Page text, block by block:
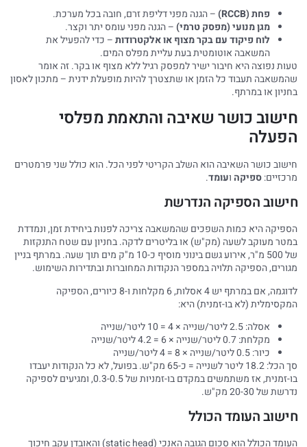
פחת (RCCB)
– הגנה מפני דליפת זרם, חובה בכל מערכת.
מגן מנועי (מפסק טרמי) – הגנה מפני עומס יתר וקצר.
לוח פיקוד עם בקר מצוף או אלקטרודות– כדי להפעיל את
המשאבה אוטומטית בעת עליית מפלס המים.
טעות נפוצה היא חיבור ישיר למפסק רגיל ללא מצוף או בקר. זה אומר
שהמשאבה תעבוד כל הזמן או שתצטרך להיות מופעלת ידנית – מתכון לאסון
בחניון או במרתף.
חישוב כושר שאיבה והתאמת מפלסי
הפעלה
חישוב כושר השאיבה הוא השלב הקריטי לפני הכל. הוא כולל שני פרמטרים
מרכזיים:ספיקה ועומד.
חישוב הספיקה הנדרשת
הספיקה היא כמות השפכים שהמשאבה צריכה לפנות ביחידת זמן, ונמדדת
במטר מעוקב לשעה (מק"ש) או בליטרים לדקה. בחניון עם שטח התנקזות
של 500 מ"ר, אירוע גשם בינוני מוסיף כ-10 מ"ק מים תוך שעה. במרתף בניין
מגורים, הספיקה תלויה במספר הנקודות המחוברות ובתדירות השימוש.
לדוגמה, אם במרתף יש 4 אסלות, 6 מקלחות ו-8 כיורים, הספיקה
המקסימלית (לא בו-זמנית) היא:
אסלה: 2.5 ליטר/שנייה × 4 = 10 ליטר/שנייה
מקלחת: 0.7 ליטר/שנייה × 6 = 4.2 ליטר/שנייה
כיור: 0.5 ליטר/שנייה × 8 = 4 ליטר/שנייה
סך הכל: 18.2 ליטר לשנייה = כ-65 מק"ש. בפועל, לא כל הנקודות יעבדו
בו-זמנית, אז משתמשים במקדם בו-זמניות של 0.3-0.5, ומגיעים לספיקה
נדרשת של 20-30 מק"ש.
חישוב העומד הכולל
העומד הכולל הוא סכום הגובה האנכי (static head) והאובדן עקב חיכוך